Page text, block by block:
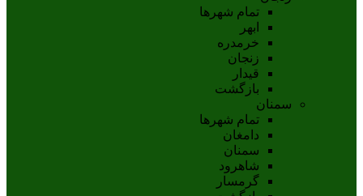
تمام شهر‌ها
ابهر
خرمدره
زنجان
قيدار
بازگشت
سمنان
تمام شهر‌ها
دامغان
سمنان
شاهرود
گرمسار